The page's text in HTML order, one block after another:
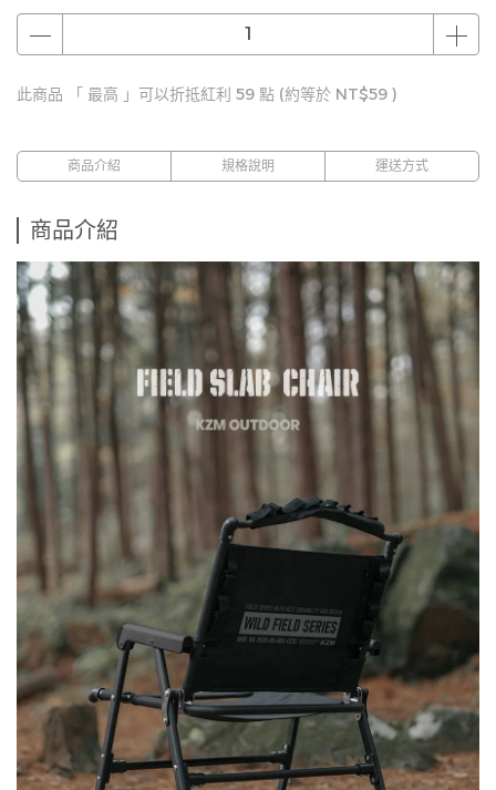
此商品 「 最高 」可以折抵紅利 59 點 (約等於 NT$59 )
商品介紹 規格說明 運送方式
商品介紹